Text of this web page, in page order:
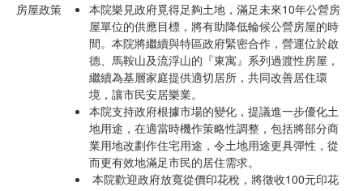
房屋政策
本院樂見政府覓得足夠土地，滿足未來10年公營房
屋單位的供應目標，將有助降低輪候公營房屋的時
間。本院將繼續與特區政府緊密合作，營運位於啟
德、馬鞍山及流浮山的『東寓』系列過渡性房屋，
繼續為基層家庭提供適切居所，共同改善居住環
境，讓市民安居樂業。
本院支持政府根據市場的變化，提議進一步優化土
地用途，在適當時機作策略性調整，包括將部分商
業用地改劃作住宅用途，令土地用途更具彈性，從
而更有效地滿足市民的居住需求。
本院歡迎政府放寬從價印花稅，將徵收100元印花